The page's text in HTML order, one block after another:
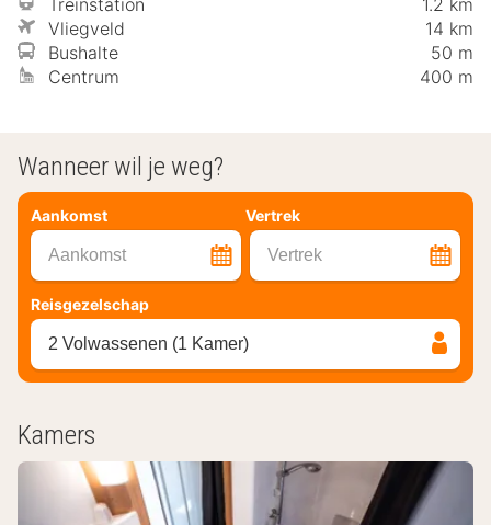
Treinstation
1.2 km
Vliegveld
14 km
Bushalte
50 m
Centrum
400 m
Wanneer wil je weg?
Aankomst Vertrek
Aankomst Vertrek
Reisgezelschap
2 Volwassenen (1 Kamer)
Kamers